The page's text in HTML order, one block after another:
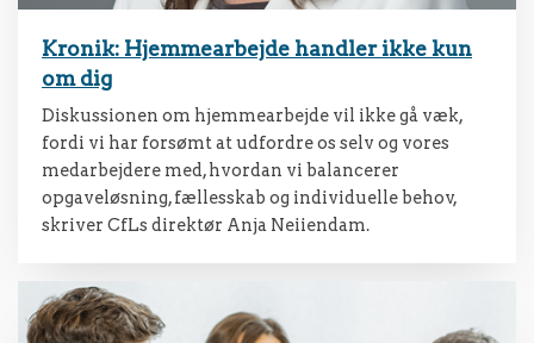
Kronik: Hjemmearbejde handler ikke kun
om dig
Diskussionen om hjemmearbejde vil ikke gå væk,
fordi vi har forsømt at udfordre os selv og vores
medarbejdere med, hvordan vi balancerer
opgaveløsning, fællesskab og individuelle behov,
skriver CfLs direktør Anja Neiiendam.